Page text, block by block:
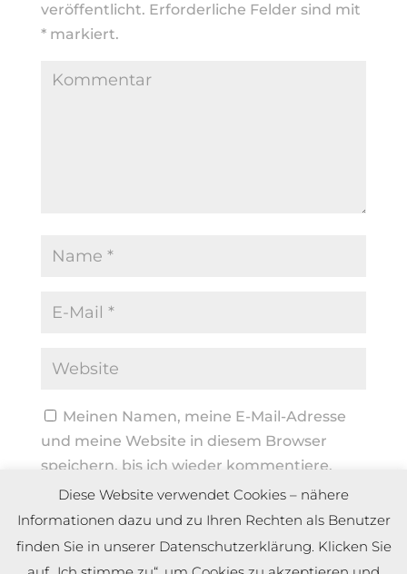
veröffentlicht. Erforderliche Felder sind mit
*markiert.
Meinen Namen, meine E-Mail-Adresse
und meine Website in diesem Browser
speichern, bis ich wieder kommentiere.
Diese Website verwendet Cookies – nähere
Informationen dazu und zu Ihren Rechten als Benutzer
finden Sie in unserer Datenschutzerklärung. Klicken Sie